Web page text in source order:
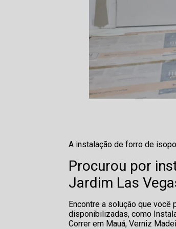
A instalação de forro de
Procurou por
Jardim Las
Encontre a solução que
disponibilizadas, como
Correr em Mauá, Verniz